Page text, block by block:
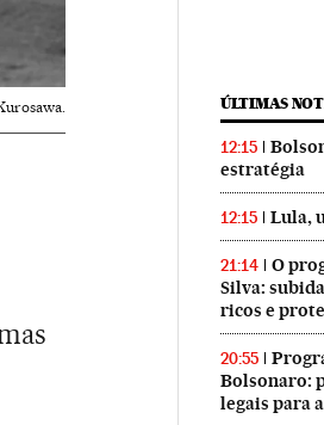
ÚLTIMAS
12:15
estratégia
12:15 Lula,
21:14
O
Silva:
ricos e
20:55
Bolsonaro:
legais para